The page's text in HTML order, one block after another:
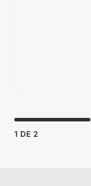
1 DE 2